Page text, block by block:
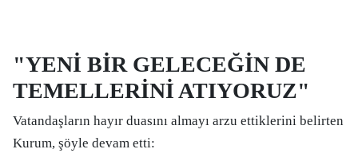
"YENİ BİR GELECEĞİN DE
TEMELLERİNİ ATIYORUZ"
Vatandaşların hayır duasını almayı arzu ettiklerini belirten
Kurum, şöyle devam etti: